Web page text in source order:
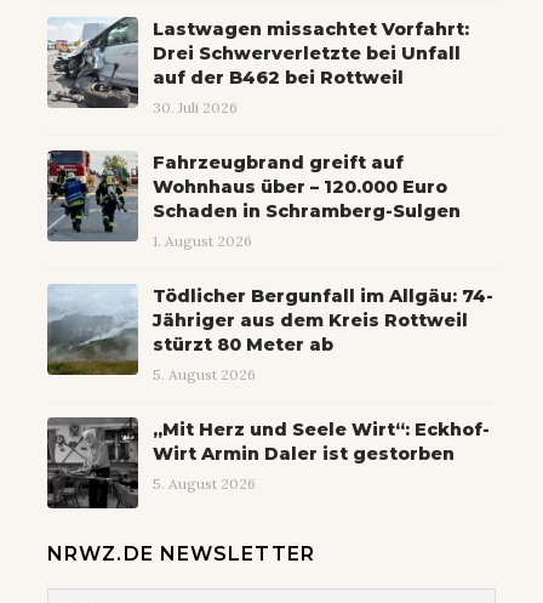
Lastwagen missachtet Vorfahrt:
Drei Schwerverletzte bei Unfall
auf der B462 bei Rottweil
30. Juli 2026
Fahrzeugbrand greift auf
Wohnhaus über – 120.000 Euro
Schaden in Schramberg-Sulgen
1. August 2026
Tödlicher Bergunfall im Allgäu: 74-
Jähriger aus dem Kreis Rottweil
stürzt 80 Meter ab
5. August 2026
„Mit Herz und Seele Wirt“: Eckhof-
Wirt Armin Daler ist gestorben
5. August 2026
NRWZ.DE NEWSLETTER